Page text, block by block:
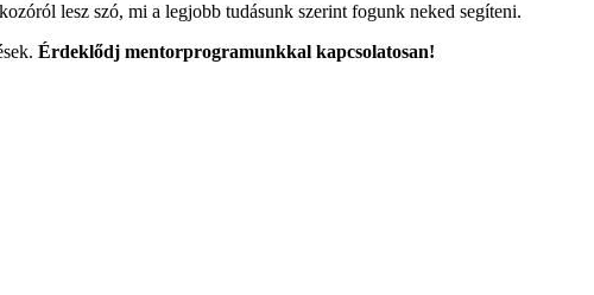
lesz szó, mi a legjobb tudásunk szerint fogunk neked segíteni.
Érdeklődj mentorprogramunkkal kapcsolatosan!